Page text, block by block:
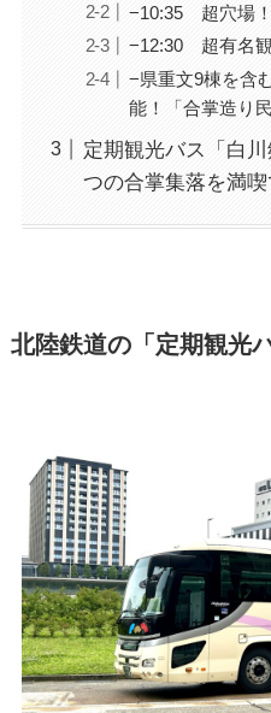
−10:35 超穴場！
−12:30 超有名観
−県重文9棟を含
能！「合掌造り民
定期観光バス「白
つの合掌集落を満喫
北陸鉄道の「定期観光